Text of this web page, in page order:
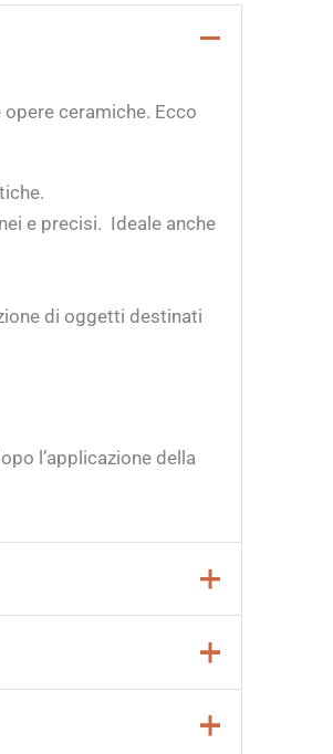
ceramiche. Ecco
e precisi. Ideale anche
di oggetti destinati
l’applicazione della